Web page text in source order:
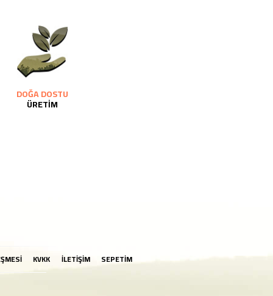
DOĞA DOSTU
ÜRETİM
KVKK İLETİŞİM SEPETİM